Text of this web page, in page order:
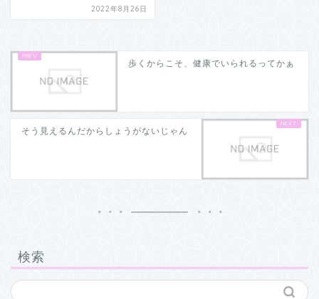
2022年8月26日
歩くからこそ、健康でいられるってかぁ
そう見えるんだからしょうがないじゃん
検索